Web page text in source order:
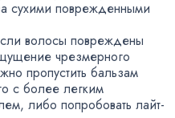
сухими поврежденными
волосы повреждены
чрезмерного
пропустить бальзам
с более легким
, либо попробовать лайт-